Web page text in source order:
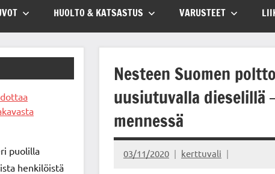
HUOLTO & KATSASTUS VARUSTEET
Nesteen Suomen
uusiutuvalla dieselillä
mennessä
03/11/2020 kerttuvali
puolilla
henkilöistä